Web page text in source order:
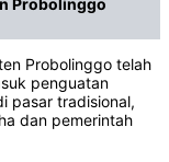
Probolinggo
Probolinggo telah
penguatan
pasar tradisional,
dan pemerintah